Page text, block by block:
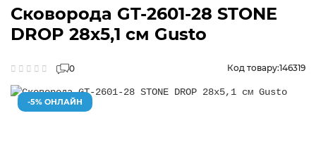
Сковорода GT-2601-28 STONE
DROP 28х5,1 см Gusto
0 Код товару:146319
-5% ОНЛАЙН